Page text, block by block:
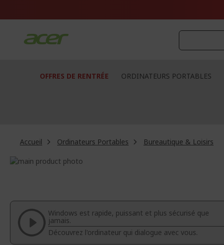
OFFRES DE RENTRÉE ORDINATEURS PORTABLES
Accueil Ordinateurs Portables
Bureautique & Loisirs
Passer
de
galerie
d’images
de
Galerie
d’images
Windows est rapide, puissant et plus sécurisé que
jamais.
Découvrez l'ordinateur qui dialogue avec vous.